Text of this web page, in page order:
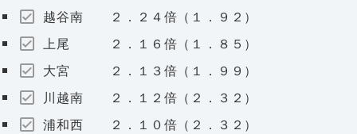
越谷南 ２．２４倍（１．９２）
上尾 ２．１６倍（１．８５）
大宮 ２．１３倍（１．９９）
川越南 ２．１２倍（２．３２）
浦和西 ２．１０倍（２．３２）